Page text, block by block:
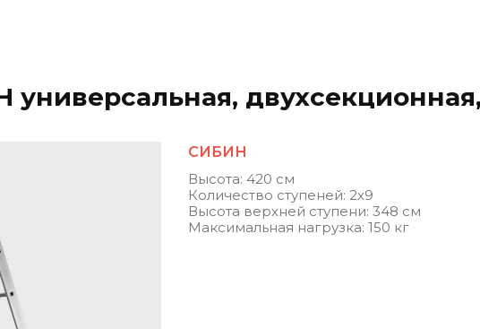
СИБИН
Высота: 420 см
Количество ступеней: 2х9
Высота верхней ступени: 348 см
Максимальная нагрузка: 150 кг